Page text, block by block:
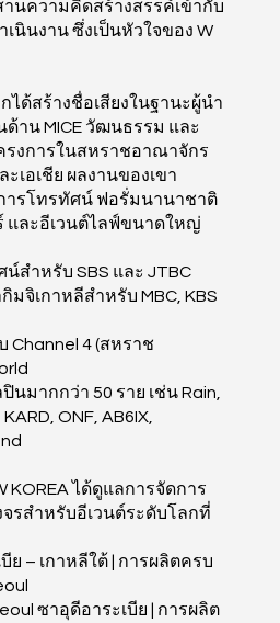
นความคิดสร้างสรรค์เข้ากับ
นินงาน ซึ่งเป็นหัวใจของ W
ด้สร้างชื่อเสียงในฐานะผู้นำ
าน MICE วัฒนธรรม และ
รงการในสหราชอาณาจักร
เอเชีย ผลงานของเขา
ารโทรทัศน์ ฟอรั่มนานาชาติ
และอีเวนต์ไลฟ์ขนาดใหญ่
สำหรับ SBS และ JTBC
จิเกาหลีสำหรับ MBC, KBS
4 (สหราช
นมากกว่า 50 ราย เช่น Rain,
ONF, AB6IX,
KOREA ได้ดูแลการจัดการ
รสำหรับอีเวนต์ระดับโลกที่
– เกาหลีใต้ | การผลิตครบ
ซาอุดีอาระเบีย | การผลิต